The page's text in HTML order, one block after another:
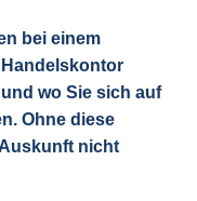
bei einem
wo Sie sich auf
Ohne diese
nicht